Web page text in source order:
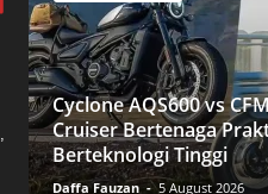
Cyclone AQS600 vs
Cruiser Bertenaga
Berteknologi Tinggi
Daffa Fauzan - 5 August 2026